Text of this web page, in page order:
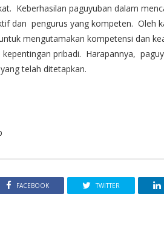
Keberhasilan paguyuban dalam
dan pengurus yang kompeten. Oleh
mengutamakan kompetensi dan
kepentingan pribadi. Harapannya,
telah ditetapkan.
FACEBOOK TWITTER